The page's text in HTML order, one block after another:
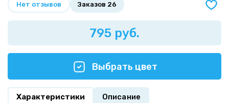
Нет отзывов Заказов 26
795 руб.
Выбрать цвет
Характеристики Описание